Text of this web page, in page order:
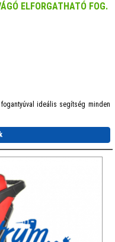
ELFORGATHATÓ FOG.
ideális segítség minden